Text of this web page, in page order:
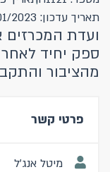
תאריך עדכון: 23/01/2023
ועדת
ספק יחיד
מהציבור
פרטי קשר
מיטל אנג'ל